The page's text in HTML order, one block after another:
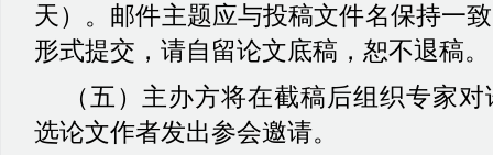
天 ） 。邮件主题应与投稿文件名保持一
形式提交，请自留论文底稿，恕不退稿。
（五 ） 主办方将在截稿后组织专家
选论文作者发出参会邀请。